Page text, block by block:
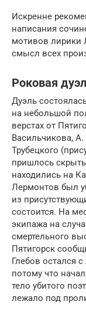
Искренне
написания
мотивов лирики
смысл всех
Роковая
Дуэль
на небольшой
верстах от
Васильчикова,
Трубецкого
пришлось
находились на
Лермонтов был
из
состоится. На
экипажа на
смертельного
Пятигорск
Глебов остался
потому что
тело убитого
лежало под